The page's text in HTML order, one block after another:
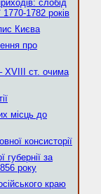
слобід
1770-1782 років
Києва
про
ХVІІІ ст. очима
місць до
консисторії
губернії за
року
краю